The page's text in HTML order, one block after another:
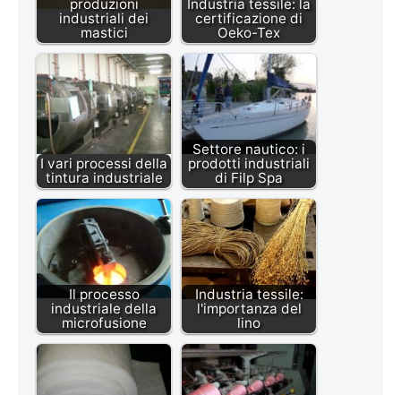
produzioni
industriali dei
mastici
Industria tessile: la
certificazione di
Oeko-Tex
I vari processi della
tintura industriale
Settore nautico: i
prodotti industriali
di Filp Spa
Il processo
industriale della
microfusione
Industria tessile:
l'importanza del
lino